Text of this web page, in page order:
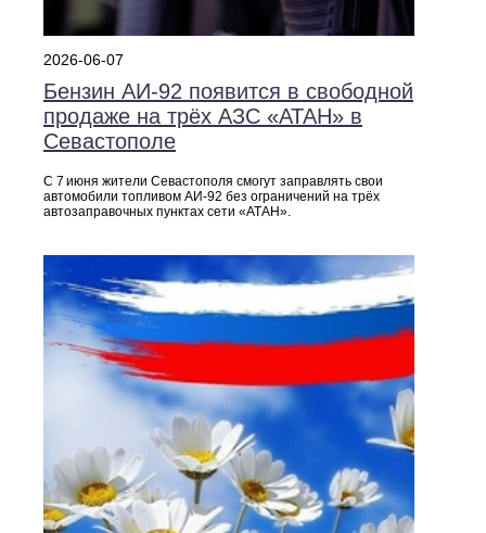
2026-06-07
Бензин АИ‑92 появится в свободной
продаже на трёх АЗС «АТАН» в
Севастополе
С 7 июня жители Севастополя смогут заправлять свои
автомобили топливом АИ‑92 без ограничений на трёх
автозаправочных пунктах сети «АТАН».